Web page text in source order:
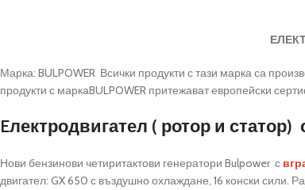
Марка: BULPOWER Всички продукти с тази марка са
продукти с маркаBULPOWER притежават европейски
Eлектродвигател ( ротор и
Нови бензинови четиритактови генератори Bulpower с
двигател: GX 650 с въздушно охлаждане, 16 конски сили.